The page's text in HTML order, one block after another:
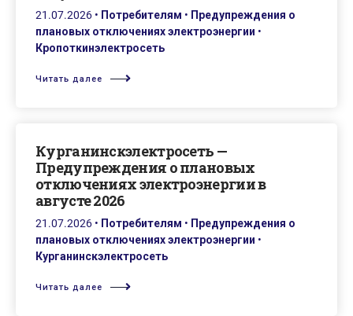
21.07.2026 • Потребителям • Предупреждения о
плановых отключениях электроэнергии •
Кропоткинэлектросеть
Читать далее
Курганинскэлектросеть —
Предупреждения о плановых
отключениях электроэнергии в
августе 2026
21.07.2026 • Потребителям • Предупреждения о
плановых отключениях электроэнергии •
Курганинскэлектросеть
Читать далее